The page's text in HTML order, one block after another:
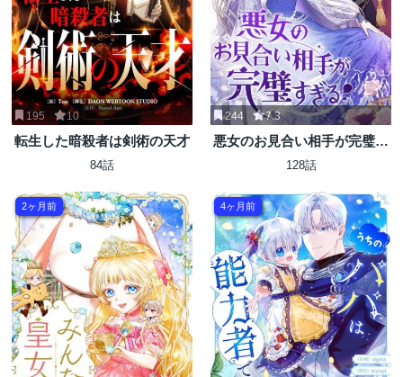
195 10
転生した暗殺者は剣術の天才
84話
244 7.3
悪女のお見合い相手が完璧す
ぎる
128話
2ヶ月前 4ヶ月前